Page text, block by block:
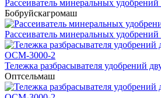
Рассеиватель минеральных
Бобруйскагромаш
Рассеиватель минеральных
Тележка разбрасывателя удобрений
Оптсельмаш